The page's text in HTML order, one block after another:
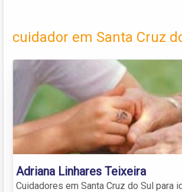
cuidador em Santa Cruz
Adriana Linhares Teixeira
Cuidadores em Santa Cruz do Sul para